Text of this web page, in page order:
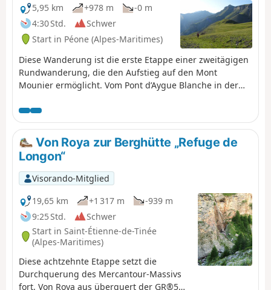
5,95 km
+978 m
-0 m
4:30 Std.
Schwer
Start in Péone (Alpes-Maritimes)
Diese Wanderung ist die erste Etappe einer zweitägigen
Rundwanderung, die den Aufstieg auf den Mont
Mounier ermöglicht. Vom Pont d’Aygue Blanche in der
Plateau der Montagne de l’Estrop, wo Sie geschützt
biwakieren können. Eine Etappe durch Laubwälder und
Almen am Fuße des felsigen Grats der Montagne de
l’Alp. Von Roya zur Berghütte „Refuge de
Longon“
Visorando-Mitglied
19,65 km
+1 317 m
-939 m
9:25 Std.
Schwer
Start in Saint-Étienne-de-Tinée
(Alpes-Maritimes)
Diese achtzehnte Etappe setzt die
Durchquerung des Mercantour-Massivs
fort. Von Roya aus überquert der GR®5